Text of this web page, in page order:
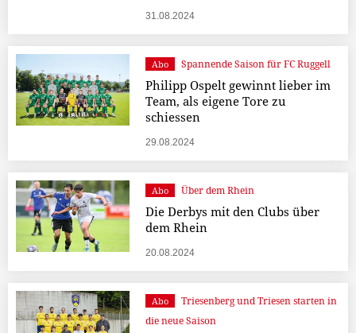
31.08.2024
Abo Spannende Saison für FC Ruggell
Philipp Ospelt gewinnt lieber im
Team, als eigene Tore zu
schiessen
29.08.2024
Abo Über dem Rhein
Die Derbys mit den Clubs über
dem Rhein
20.08.2024
Abo
Triesenberg und Triesen starten in
die neue Saison